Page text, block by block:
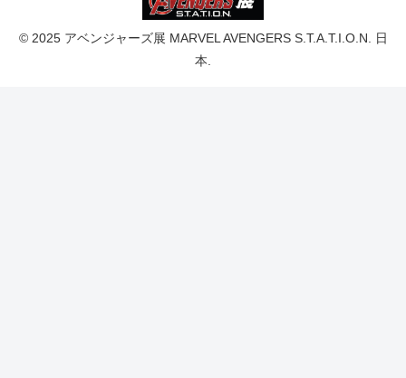
© 2025 アベンジャーズ展 MARVEL AVENGERS S.T.A.T.I.O.N. 日
本.